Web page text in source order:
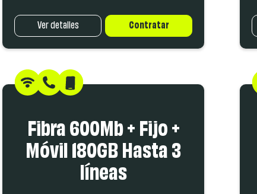
Ver detalles Contratar
Fibra 600Mb + Fijo +
Móvil 180GB Hasta 3
líneas